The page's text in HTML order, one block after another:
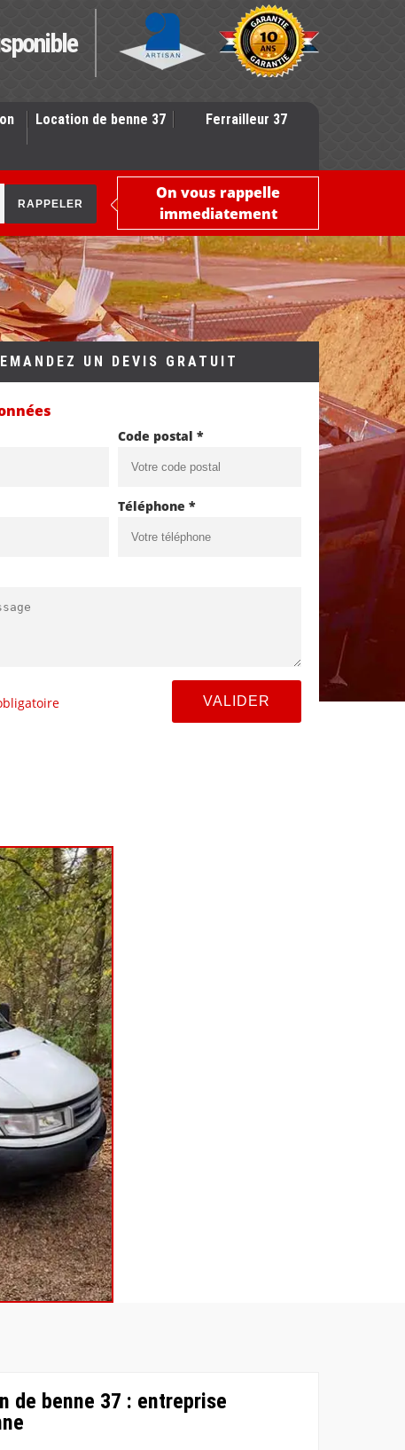
Location de benne 37 Ferrailleur 37
On vous rappelle
immediatement
UN DEVIS GRATUIT
Code postal *
Téléphone *
de benne 37 : entreprise